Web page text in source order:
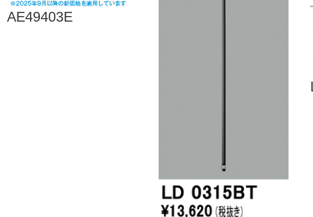
AE49403E